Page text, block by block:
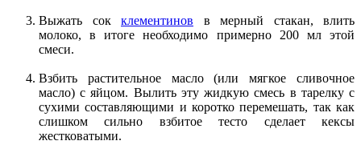
Выжать сок клементинов в мерный стакан, влить
молоко, в итоге необходимо примерно 200 мл этой
смеси.
Взбить растительное масло (или мягкое сливочное
масло) с яйцом. Вылить эту жидкую смесь в тарелку с
сухими составляющими и коротко перемешать, так как
слишком сильно взбитое тесто сделает кексы
жестковатыми.